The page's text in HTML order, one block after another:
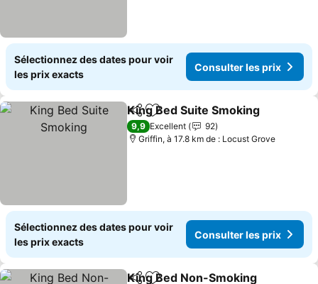
Sélectionnez des dates pour voir
les prix exacts
Consulter les prix
PartagerAjouter à mes favoris
King Bed Suite Smoking
9,9 Excellent
92
Griffin, à 17.8 km de : Locust Grove
Sélectionnez des dates pour voir
les prix exacts
Consulter les prix
King Bed Non-Smoking